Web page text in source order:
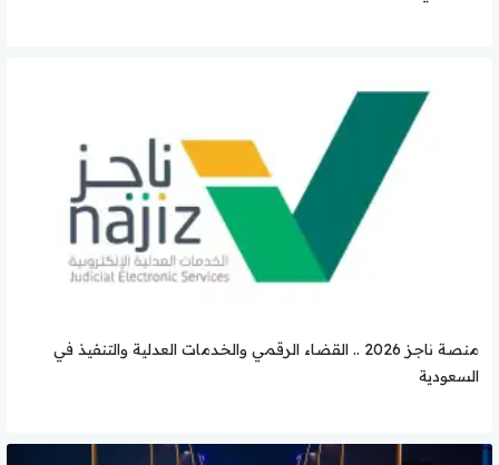
منصة ناجز 2026 .. القضاء الرقمي والخدمات العدلية والتنفيذ في
السعودية